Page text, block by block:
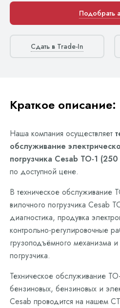
Подобрать
Сдать в Trade-In
Краткое описание:
Наша компания осуществляет
обслуживание
погрузчика Cesab ТО-1 (250
по доступной цене.
В техническое обслуживание
вилочного погрузчика Cesab
диагностика, продувка
контрольно-регулировочные
грузоподъёмного механизма
погрузчика.
Техническое обслуживание
бензиновых, бензиновых и
Cesab проводится на нашем